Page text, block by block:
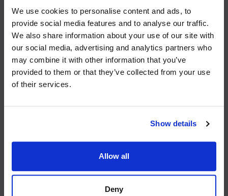
We use cookies to personalise content and ads, to
provide social media features and to analyse our traffic.
We also share information about your use of our site with
our social media, advertising and analytics partners who
may combine it with other information that you’ve
provided to them or that they’ve collected from your use
of their services.
Show details
Allow all
Deny
Adatta a diversi ambienti e
sempre pronta a soddisfare le
tue esigenze, Bloom si
compattezza e versatilità.
La macchina da caffè modello Bloom è stata progettata
per poter essere assemblata con i seguenti gruppi da